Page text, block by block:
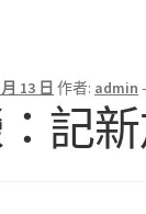
13 日 作者: admin
記